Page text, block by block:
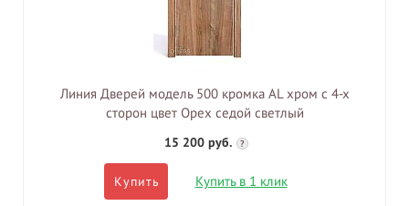
Линия Дверей модель 500 кромка AL хром с 4-х
сторон цвет Орех седой светлый
15 200 руб. ?
Купить Купить в 1 клик